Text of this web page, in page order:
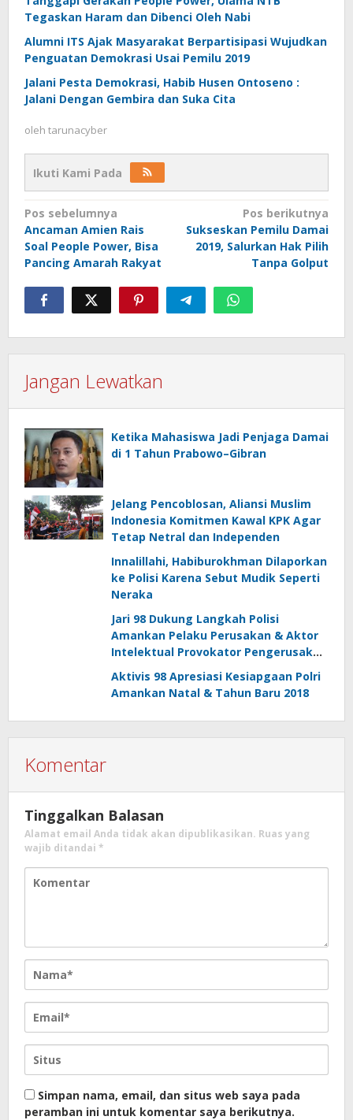
Tegaskan Haram dan Dibenci Oleh Nabi
Alumni ITS Ajak Masyarakat Berpartisipasi Wujudkan
Penguatan Demokrasi Usai Pemilu 2019
Jalani Pesta Demokrasi, Habib Husen Ontoseno :
Jalani Dengan Gembira dan Suka Cita
oleh tarunacyber
Ikuti Kami Pada
Navigasi
pos
Pos sebelumnya
Ancaman Amien Rais
Soal People Power, Bisa
Pancing Amarah Rakyat
Pos berikutnya
Sukseskan Pemilu Damai
2019, Salurkan Hak Pilih
Tanpa Golput
Jangan Lewatkan
Ketika Mahasiswa Jadi Penjaga Damai
di 1 Tahun Prabowo–Gibran
Jelang Pencoblosan, Aliansi Muslim
Indonesia Komitmen Kawal KPK Agar
Tetap Netral dan Independen
Innalillahi, Habiburokhman Dilaporkan
ke Polisi Karena Sebut Mudik Seperti
Neraka
Jari 98 Dukung Langkah Polisi
Amankan Pelaku Perusakan & Aktor
Intelektual Provokator Pengerusakan
Mapolsek Bayah
Aktivis 98 Apresiasi Kesiapgaan Polri
Amankan Natal & Tahun Baru 2018
Komentar
Tinggalkan Balasan
Alamat email Anda tidak akan dipublikasikan. Ruas yang
wajib ditandai *
Simpan nama, email, dan situs web saya pada
peramban ini untuk komentar saya berikutnya.